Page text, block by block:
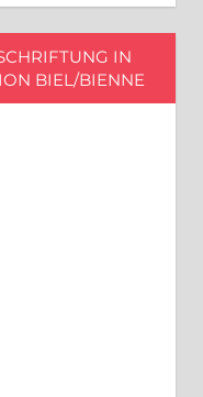
IN
BIEL/BIENNE